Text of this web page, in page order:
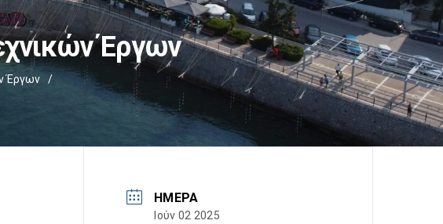
Έργων
Έργων /
ΗΜΈΡΑ
Ιούν 02 2025